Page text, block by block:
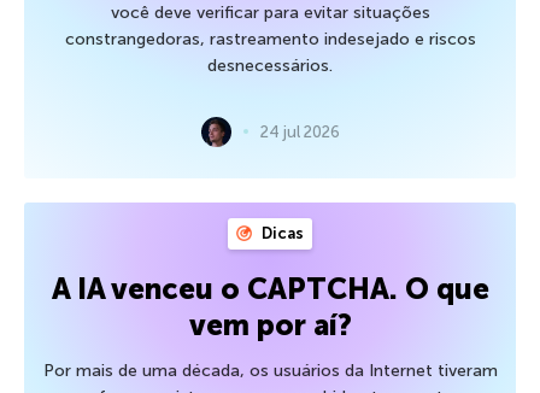
você deve verificar para evitar situações
constrangedoras, rastreamento indesejado e riscos
desnecessários.
24 jul 2026
Dicas
A IA venceu o CAPTCHA. O que
vem por aí?
Por mais de uma década, os usuários da Internet tiveram